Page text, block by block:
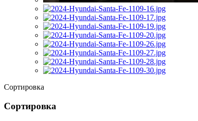
Сортировка
Сортировка